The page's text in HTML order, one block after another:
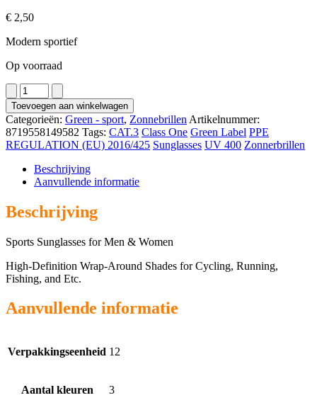
€ 2,50
Modern sportief
Op voorraad
3266
aantal
Toevoegen aan winkelwagen
Categorieën: Green - sport, Zonnebrillen Artikelnummer:
8719558149582 Tags: CAT.3 Class One Green Label PPE
REGULATION (EU) 2016/425 Sunglasses UV 400 Zonnerbrillen
Beschrijving
Aanvullende informatie
Beschrijving
Sports Sunglasses for Men & Women
High-Definition Wrap-Around Shades for Cycling, Running,
Fishing, and Etc.
Aanvullende informatie
Verpakkingseenheid 12
Aantal kleuren 3